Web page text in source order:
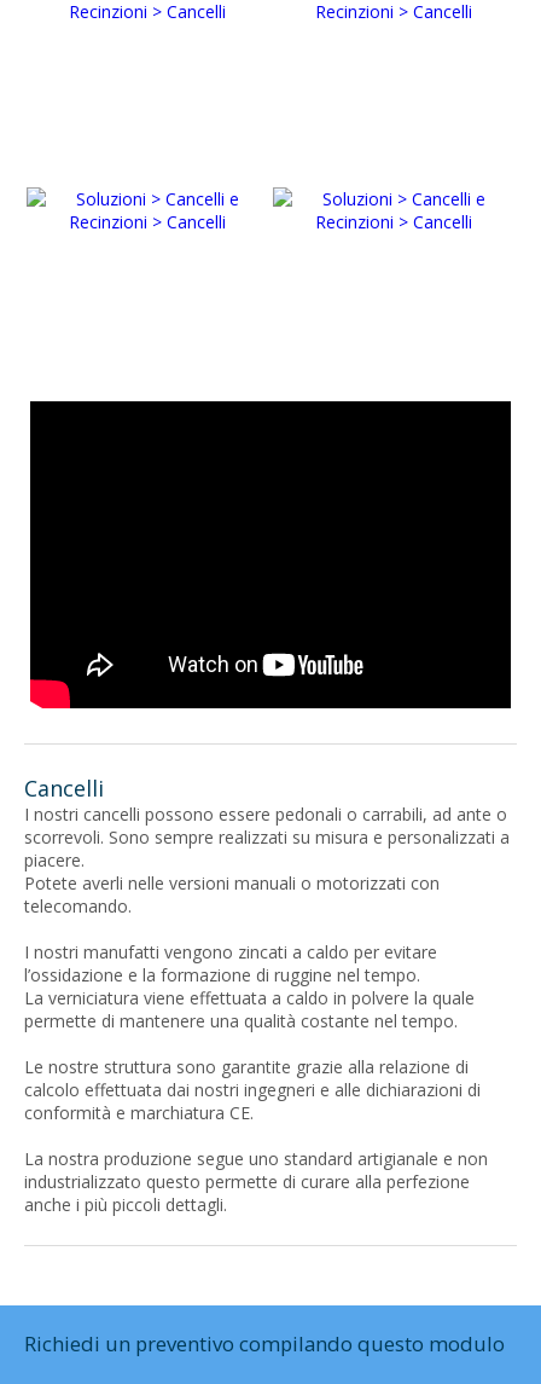
Cancelli
I nostri cancelli possono essere pedonali o carrabili, ad ante o
scorrevoli. Sono sempre realizzati su misura e personalizzati a
piacere.
Potete averli nelle versioni manuali o motorizzati con
telecomando.
I nostri manufatti vengono zincati a caldo per evitare
l’ossidazione e la formazione di ruggine nel tempo.
La verniciatura viene effettuata a caldo in polvere la quale
permette di mantenere una qualità costante nel tempo.
Le nostre struttura sono garantite grazie alla relazione di
calcolo effettuata dai nostri ingegneri e alle dichiarazioni di
conformità e marchiatura CE.
La nostra produzione segue uno standard artigianale e non
industrializzato questo permette di curare alla perfezione
anche i più piccoli dettagli.
Richiedi un preventivo compilando questo modulo